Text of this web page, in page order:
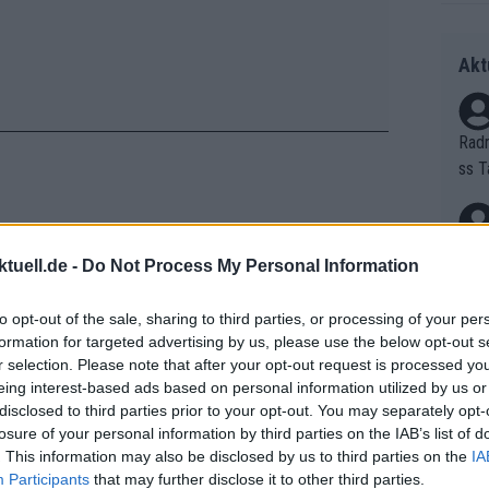
- Do Not Process My Personal Information
opt-out of the sale, sharing to third parties, or processing of your
for targeted advertising by us, please use the below opt-out
selection. Please note that after your opt-out request is processed
interest-based ads based on personal information utilized by us
to third parties prior to your opt-out. You may separately
of your personal information by third parties on the IAB’s list of
This information may also be disclosed by us to third parties on the
Participants that may further disclose it to other third parties.
gezeigt, dass er an kurzen,
kann. Immer wieder folgte er
distanzierte er João Almeida an den
neutralisiert wurde.
nur einmal bei einem
2024, die er nicht beendete.
ist er in der Lage, selbst gegen die
zu bestehen.
ss
as
Auf
V?